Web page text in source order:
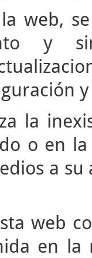
web,
y
la
o en
a
web
en la